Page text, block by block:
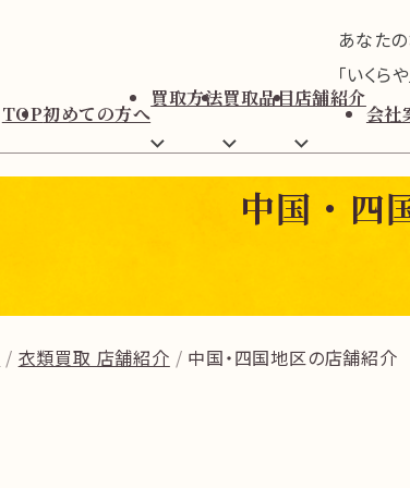
あなたの
「いくら
TOP初めての方へ
買取方法買取品目店舗紹介
会社
中国・四
衣類買取 店舗紹介 中国・四国地区の店舗紹介